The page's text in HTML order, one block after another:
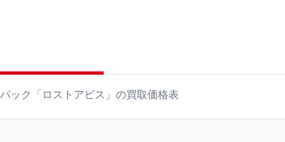
ック「ロストアビス」の買取価格表